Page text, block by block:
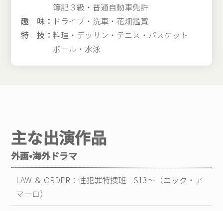
簿記３級・普通自動車免許
趣 味： ドライブ・洗車・花畑鑑賞
特 技：料理・デッサン・テニス・バスケット
ボール・水泳
主な出演作品
外画•海外ドラマ
LAW ＆ ORDER：性犯罪特捜班 S13～（ニック・ア
マーロ）